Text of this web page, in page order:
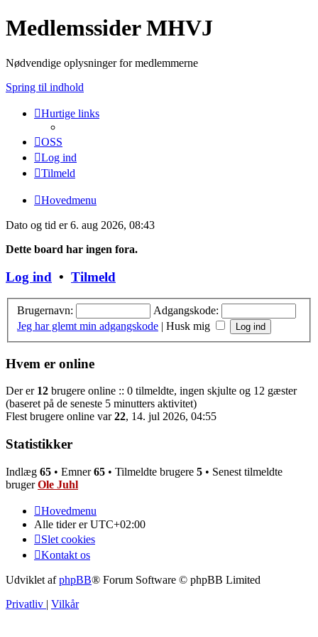
Medlemssider MHVJ
Nødvendige oplysninger for medlemmerne
Spring til indhold
Hurtige links
OSS
Log ind
Tilmeld
Hovedmenu
Dato og tid er 6. aug 2026, 08:43
Dette board har ingen fora.
Log ind • Tilmeld
Brugernavn:
Adgangskode:
Jeg har glemt min adgangskode | Husk mig
Hvem er online
Der er 12 brugere online :: 0 tilmeldte, ingen skjulte og 12 gæster
(baseret på de seneste 5 minutters aktivitet)
Flest brugere online var22, 14. jul 2026, 04:55
Statistikker
Indlæg 65 • Emner65 • Tilmeldte brugere 5 • Senest tilmeldte
brugerOle Juhl
Hovedmenu
Alle tider erUTC+02:00
Slet cookies
Kontakt os
Udviklet afphpBB® Forum Software © phpBB Limited
Privatliv | Vilkår